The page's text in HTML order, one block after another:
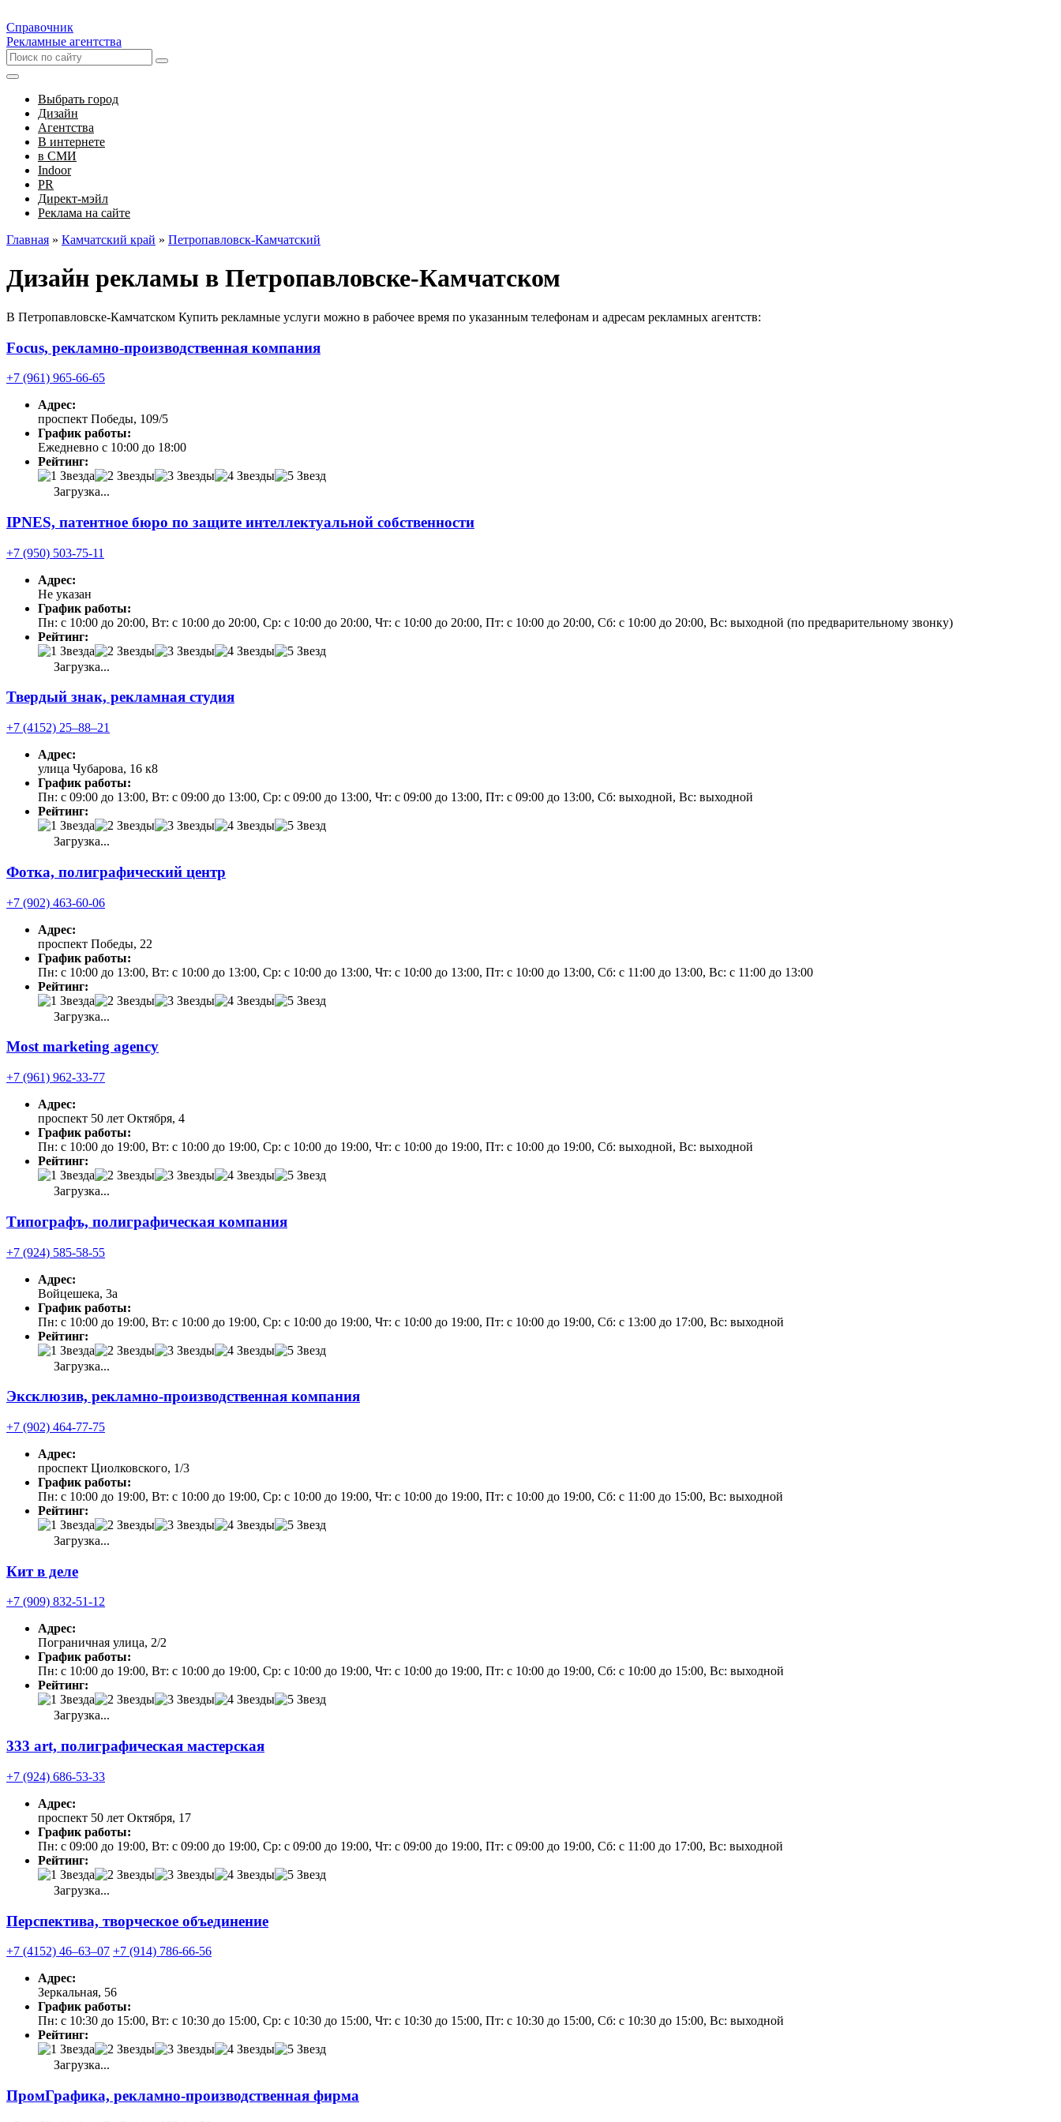
Справочник
Рекламные агентства
Выбрать город
Дизайн
Агентства
В интернете
в СМИ
Indoor
PR
Директ-мэйл
Реклама на сайте
Главная » Камчатский край » Петропавловск-Камчатский
Дизайн рекламы в Петропавловске-Камчатском
В Петропавловске-Камчатском Купить рекламные услуги можно в рабочее время по указанным телефонам и адресам рекламных агентств:
Focus, рекламно-производственная компания
+7 (961) 965-66-65
Адрес:
проспект Победы, 109/5
График работы:
Ежедневно с 10:00 до 18:00
Рейтинг:
Загрузка...
IPNES, патентное бюро по защите интеллектуальной собственности
+7 (950) 503-75-11
Адрес:
Не указан
График работы:
Пн: с 10:00 до 20:00, Вт: с 10:00 до 20:00, Ср: с 10:00 до 20:00, Чт: с 10:00 до 20:00, Пт: с 10:00 до 20:00, Сб: с 10:00 до 20:00, Вс: выходной (по предварительному звонку)
Рейтинг:
Загрузка...
Твердый знак, рекламная студия
+7 (4152) 25‒88‒21
Адрес:
улица Чубарова, 16 к8
График работы:
Пн: с 09:00 до 13:00, Вт: с 09:00 до 13:00, Ср: с 09:00 до 13:00, Чт: с 09:00 до 13:00, Пт: с 09:00 до 13:00, Сб: выходной, Вс: выходной
Рейтинг:
Загрузка...
Фотка, полиграфический центр
+7 (902) 463-60-06
Адрес:
проспект Победы, 22
График работы:
Пн: с 10:00 до 13:00, Вт: с 10:00 до 13:00, Ср: с 10:00 до 13:00, Чт: с 10:00 до 13:00, Пт: с 10:00 до 13:00, Сб: с 11:00 до 13:00, Вс: с 11:00 до 13:00
Рейтинг:
Загрузка...
Most marketing agency
+7 (961) 962-33-77
Адрес:
проспект 50 лет Октября, 4
График работы:
Пн: с 10:00 до 19:00, Вт: с 10:00 до 19:00, Ср: с 10:00 до 19:00, Чт: с 10:00 до 19:00, Пт: с 10:00 до 19:00, Сб: выходной, Вс: выходной
Рейтинг:
Загрузка...
Типографъ, полиграфическая компания
+7 (924) 585-58-55
Адрес:
Войцешека, 3а
График работы:
Пн: с 10:00 до 19:00, Вт: с 10:00 до 19:00, Ср: с 10:00 до 19:00, Чт: с 10:00 до 19:00, Пт: с 10:00 до 19:00, Сб: с 13:00 до 17:00, Вс: выходной
Рейтинг:
Загрузка...
Эксклюзив, рекламно-производственная компания
+7 (902) 464-77-75
Адрес:
проспект Циолковского, 1/3
График работы:
Пн: с 10:00 до 19:00, Вт: с 10:00 до 19:00, Ср: с 10:00 до 19:00, Чт: с 10:00 до 19:00, Пт: с 10:00 до 19:00, Сб: с 11:00 до 15:00, Вс: выходной
Рейтинг:
Загрузка...
Кит в деле
+7 (909) 832-51-12
Адрес:
Пограничная улица, 2/2
График работы:
Пн: с 10:00 до 19:00, Вт: с 10:00 до 19:00, Ср: с 10:00 до 19:00, Чт: с 10:00 до 19:00, Пт: с 10:00 до 19:00, Сб: с 10:00 до 15:00, Вс: выходной
Рейтинг:
Загрузка...
333 art, полиграфическая мастерская
+7 (924) 686-53-33
Адрес:
проспект 50 лет Октября, 17
График работы:
Пн: с 09:00 до 19:00, Вт: с 09:00 до 19:00, Ср: с 09:00 до 19:00, Чт: с 09:00 до 19:00, Пт: с 09:00 до 19:00, Сб: с 11:00 до 17:00, Вс: выходной
Рейтинг:
Загрузка...
Перспектива, творческое объединение
+7 (4152) 46‒63‒07 +7 (914) 786-66-56
Адрес:
Зеркальная, 56
График работы:
Пн: с 10:30 до 15:00, Вт: с 10:30 до 15:00, Ср: с 10:30 до 15:00, Чт: с 10:30 до 15:00, Пт: с 10:30 до 15:00, Сб: с 10:30 до 15:00, Вс: выходной
Рейтинг:
Загрузка...
ПромГрафика, рекламно-производственная фирма